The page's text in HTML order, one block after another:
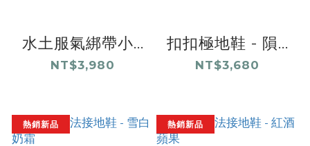
水土服氣綁帶小...
NT$3,980
扣扣極地鞋 - 隕...
NT$3,680
熱銷新品 熱銷新品